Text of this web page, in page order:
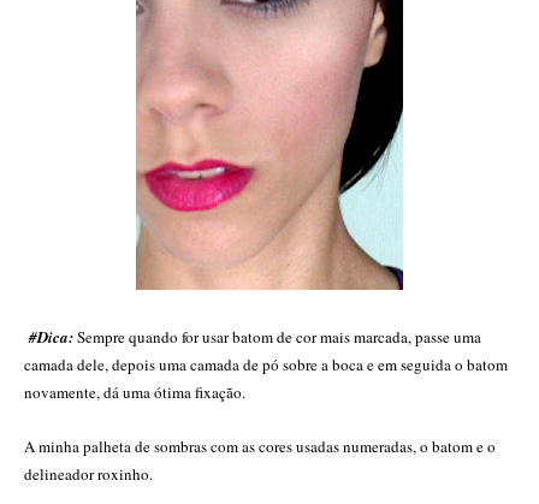
#Dica:Sempre quando for usar batom de cor mais marcada, passe uma
camada dele, depois uma camada de pó sobre a boca e em seguida o batom
novamente, dá uma ótima fixação.
A minha palheta de sombras com as cores usadas numeradas, o batom e o
delineador roxinho.